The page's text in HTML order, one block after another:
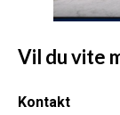
Vil du vite
Kontakt